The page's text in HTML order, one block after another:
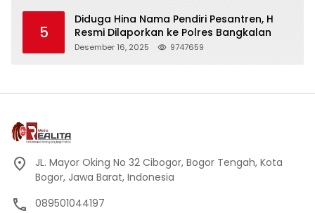
5
Diduga Hina Nama Pendiri Pesantren, H
Resmi Dilaporkan ke Polres Bangkalan
Desember 16, 2025 9747659
JL. Mayor Oking No 32 Cibogor, Bogor Tengah, Kota
Bogor, Jawa Barat, Indonesia
089501044197